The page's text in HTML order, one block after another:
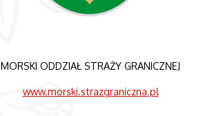
MORSKI ODDZIAŁ STRAŻY GRANICZNEJ
www.morski.strazgraniczna.pl